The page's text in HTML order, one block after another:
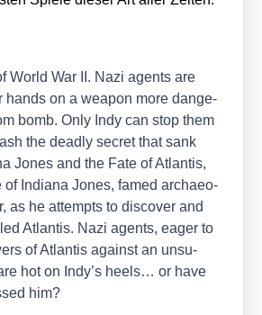
World War II. Nazi agents are
hands on a wea­pon more dan­ge­
bomb. Only Indy can stop them
the dead­ly secret that sank
Jones and the Fate of Atlan­tis,
of India­na Jones, famed archaeo­
as he attempts to dis­co­ver and
Atlan­tis. Nazi agents, eager to
of Atlan­tis against an unsu­
hot on Indy’s heels… or have
him?